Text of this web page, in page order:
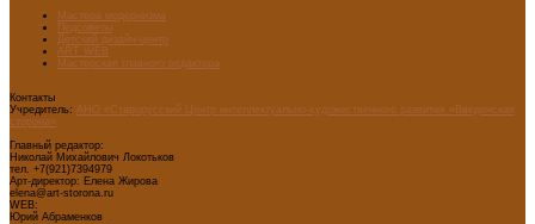
Мастера модернизма
Педсоветы
Детский дизайн-центр
ART WEB
Мастерская главного редактора
Контакты
Учредитель: АНО «Старорусский Центр интеллектуально-художественного развития «Введенская
сторона»
Главный редактор:
Николай Михайлович Локотьков
тел. +7(921)7394979
Арт-директор: Елена Жирова
elena@art-storona.ru
WEB:
Юрий Абраменков